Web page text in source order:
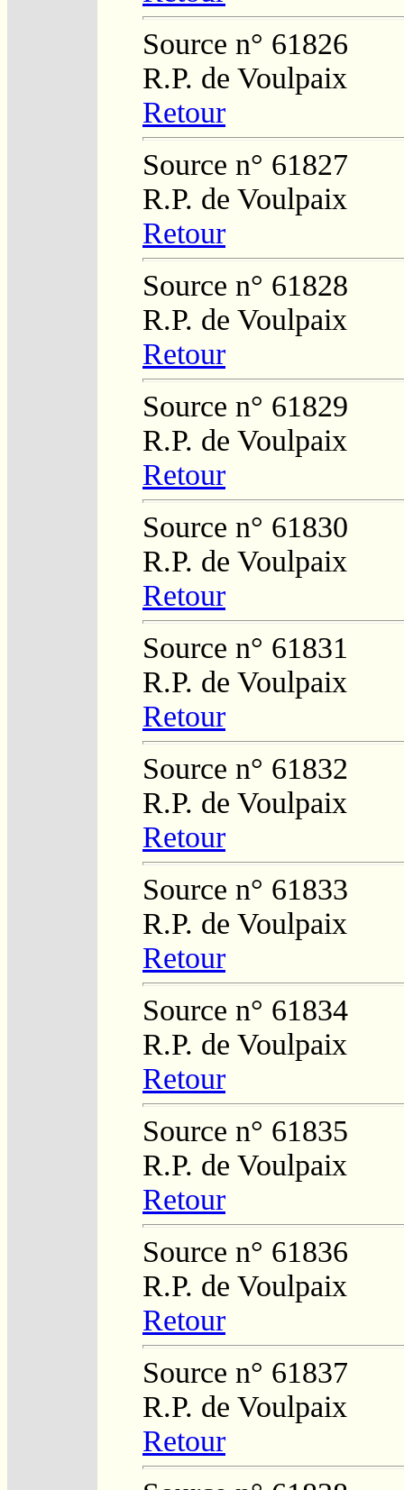
Source n° 61826
R.P. de Voulpaix
Retour
Source n° 61827
R.P. de Voulpaix
Retour
Source n° 61828
R.P. de Voulpaix
Retour
Source n° 61829
R.P. de Voulpaix
Retour
Source n° 61830
R.P. de Voulpaix
Retour
Source n° 61831
R.P. de Voulpaix
Retour
Source n° 61832
R.P. de Voulpaix
Retour
Source n° 61833
R.P. de Voulpaix
Retour
Source n° 61834
R.P. de Voulpaix
Retour
Source n° 61835
R.P. de Voulpaix
Retour
Source n° 61836
R.P. de Voulpaix
Retour
Source n° 61837
R.P. de Voulpaix
Retour